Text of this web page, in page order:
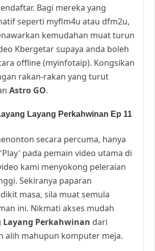
Bagi mereka yang
seperti myflm4u atau dfm2u,
kemudahan muat turun
Kbergetar supaya anda boleh
offline (myinfotaip). Kongsikan
rakan-rakan yang turut
Astro GO.
Layang Perkahwinan Ep 11
secara percuma, hanya
pada pemain video utama di
kami menyokong peleraian
Sekiranya paparan
masa, sila muat semula
ini. Nikmati akses mudah
Layang Perkahwinan dari
alih mahupun komputer meja.